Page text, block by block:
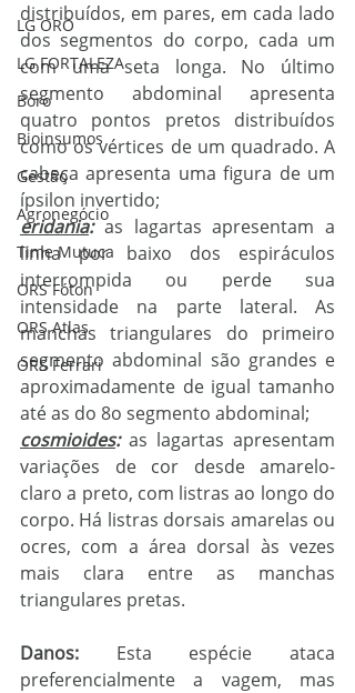
LG ORO
LG FORTALEZA
Boro
Bioinsumos
Gestão
Agronegócio
Time Mutuca
ORS Fóton
ORS Atlas
ORS Ferrari
distribuídos, em pares, em cada lado
dos segmentos do corpo, cada um
com uma seta longa. No último
segmento abdominal apresenta
quatro pontos pretos distribuídos
como os vértices de um quadrado. A
cabeça apresenta uma figura de um
ípsilon invertido;
eridania: as lagartas apresentam a
linha por baixo dos espiráculos
interrompida ou perde sua
intensidade na parte lateral. As
manchas triangulares do primeiro
segmento abdominal são grandes e
aproximadamente de igual tamanho
até as do 8o segmento abdominal;
cosmioides: as lagartas apresentam
variações de cor desde amarelo-
claro a preto, com listras ao longo do
corpo. Há listras dorsais amarelas ou
ocres, com a área dorsal às vezes
mais clara entre as manchas
triangulares pretas.
Danos: Esta espécie ataca
preferencialmente a vagem, mas